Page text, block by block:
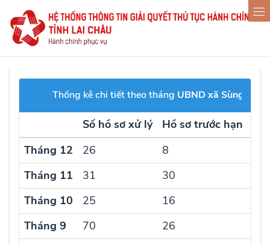
Thống kê chi tiết theo tháng UBND xã Sùng Phài
Số hồ sơ xử lý Hồ sơ trước hạn
Tháng 12
26 8
Tháng 11
31 30
Tháng 10
25 16
Tháng 9
70 26